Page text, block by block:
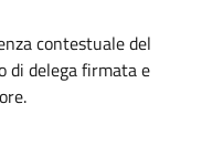
contestuale del
di delega firmata e